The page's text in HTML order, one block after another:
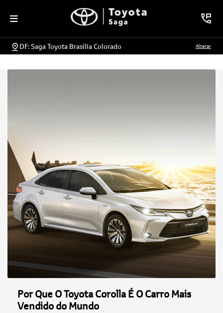
DF: Saga Toyota Brasília Colorado Alterar
Por Que O Toyota Corolla É O Carro Mais
Vendido do Mundo